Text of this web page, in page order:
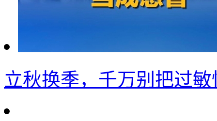
立秋换季，千万别把过